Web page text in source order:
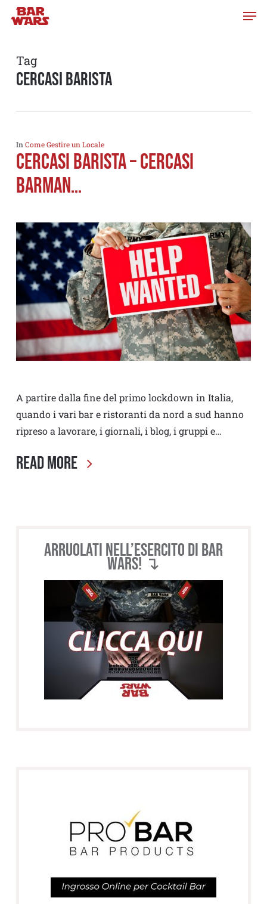
Skip
content
Tag
cercasi barista
In Come Gestire un Locale
CERCASI BARISTA – CERCASI
BARMAN…
A partire dalla fine del primo lockdown in Italia,
quando i vari bar e ristoranti da nord a sud hanno
ripreso a lavorare, i giornali, i blog, i gruppi e…
Read More
Arruolati nell’esercito di BAR
WARS! ↴